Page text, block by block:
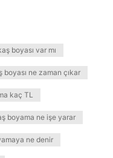
boyası var mı
boyası ne zaman çıkar
kaç TL
boyama ne işe yarar
ne denir